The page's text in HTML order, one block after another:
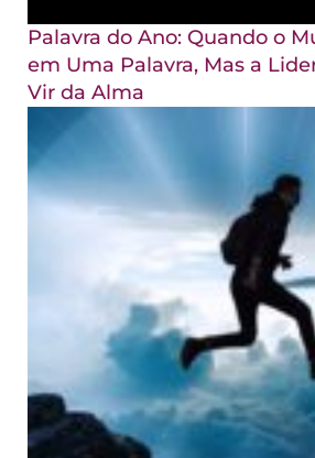
Palavra do Ano: Quando o
em Uma Palavra, Mas a
Vir da Alma